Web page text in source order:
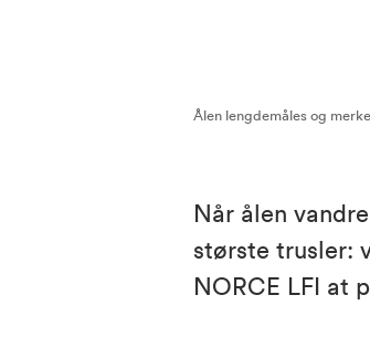
Ålen lengdemåles og
Når ålen
største trusler:
NORCE LFI at